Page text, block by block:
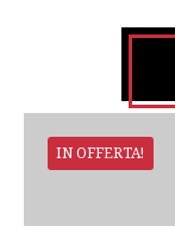
IN OFFERTA!